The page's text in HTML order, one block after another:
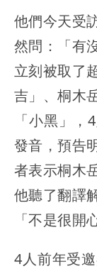
他們今天受
然問：「有
立刻被取了
吉」、桐木
「小黑」
發音，預告
者表示桐木
他聽了翻譯
「不是很開
4人前年受